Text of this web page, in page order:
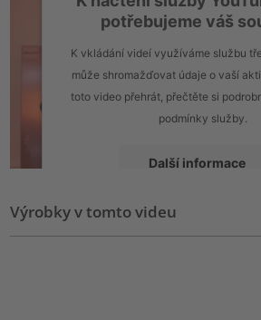
potřebujeme váš
K vkládání videí využíváme službu
může shromažďovat údaje o vaší
toto video přehrát, přečtěte si
podmínky služby.
Další informace
Přijmout
powered byUsercentrics Consent
Výrobky v tomto videu